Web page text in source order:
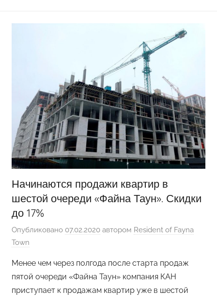
Начинаются продажи квартир в
шестой очереди «Файна Таун». Скидки
до 17%
Опубликовано 07.02.2020 автором Resident of Fayna
Town
Менее чем через полгода после старта продаж
пятой очереди «Файна Таун» компания КАН
приступает к продажам квартир уже в шестой